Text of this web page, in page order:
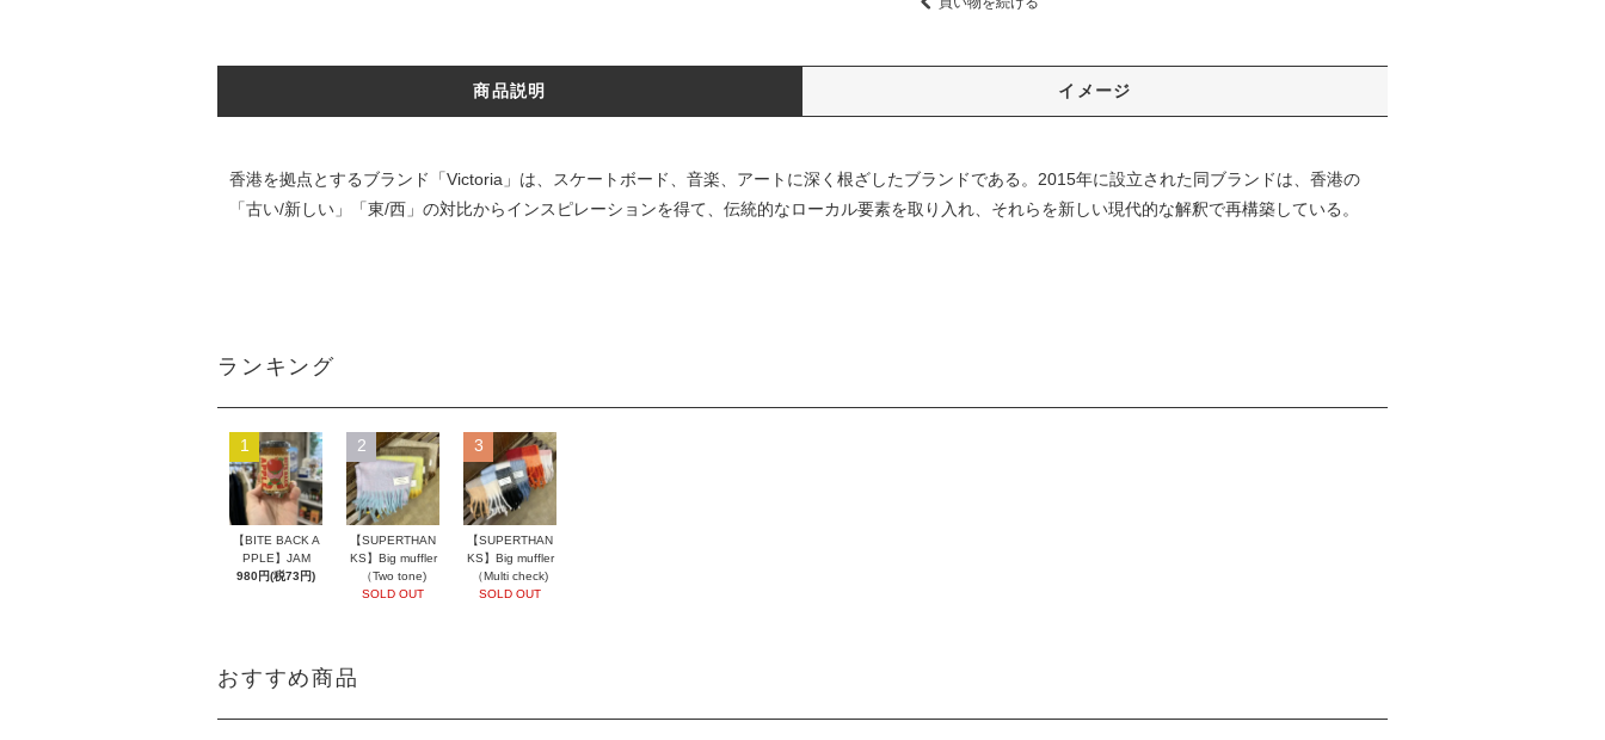
商品説明 イメージ
香港を拠点とするブランド「Victoria」は、スケートボード、音楽、アートに深く根ざしたブランドである。2015年に設立された同ブランドは、香港の
「古い/新しい」「東/西」の対比からインスピレーションを得て、伝統的なローカル要素を取り入れ、それらを新しい現代的な解釈で再構築している。
ランキング
1
【BITE BACK A
PPLE】JAM
980円(税73円)
2
【SUPERTHAN
KS】Big muffler
（Two tone)
SOLD OUT
3
【SUPERTHAN
KS】Big muffler
（Multi check)
SOLD OUT
おすすめ商品